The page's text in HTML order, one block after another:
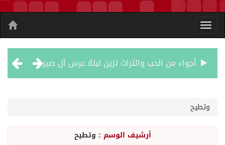
أجواء من الحب والتراث تزين ليلة عرس آل صيرم
الجيش اليمني ينفذ عملية عسكرية ضد الحوثيين رداً على هجماتهم
وتطيح
أرشيف الوسم : وتطيح